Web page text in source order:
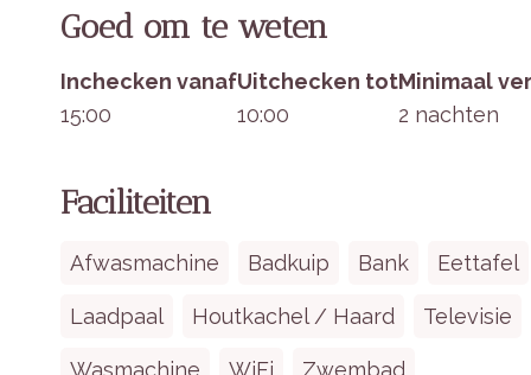
privé binnenzwembad, een sauna en een
gebouwd, voorzien van moderne
LED-verlichting.
Slaapgelegenheden:
de eerste verdieping.
vriescombinatie.
Goed om te weten
Inchecken vanaf
15:00
Uitchecken tot
10:00
Minimaal
2 nachten
Faciliteiten
Afwasmachine Badkuip Bank Eettafel
Laadpaal Houtkachel / Haard Televisie
Wasmachine WiFi Zwembad